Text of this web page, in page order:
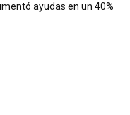
ayudas en un 40%